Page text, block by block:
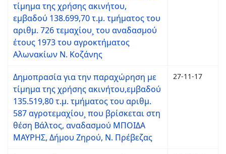
τίμημα της χρήσης ακινήτου,
εμβαδού 138.699,70 τ.μ. τμήματος του
αριθμ. 726 τεμαχίου¸ του αναδασμού
έτους 1973 του αγροκτήματος
Αλωνακίων Ν. Κοζάνης
Δημοπρασία για την παραχώρηση με
τίμημα της χρήσης ακινήτου,εμβαδού
135.519,80 τ.μ. τμήματος του αριθμ.
587 αγροτεμαχίου¸ που βρίσκεται στη
θέση Βάλτος, αναδασμού ΜΠΟΙΔΑ
ΜΑΥΡΗΣ, Δήμου Ζηρού, Ν. Πρέβεζας
27-11-17